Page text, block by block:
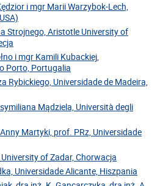
i mgr Marii Warzybok-Lech,
Strojnego, Aristotle University of
i mgr Kamili Kubackiej,
Porto, Portugalia
Rybickiego, Universidade de Madeira,
Mądziela, Università degli
Martyki, prof. PRz, Universidade
of Zadar, Chorwacja
Universidade Alicante, Hiszpania